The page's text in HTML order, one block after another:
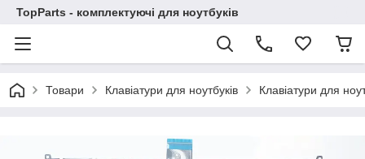
TopParts - комплектуючі для ноутбуків
Товари Клавіатури для ноутбуків Клавіатури для